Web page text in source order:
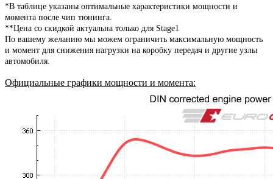
*В таблице указаны оптимальные характеристики мощности и
момента после чип тюнинга.
**Цена со скидкой актуальна только для Stage1
По вашему желанию мы можем ограничить максимальную мощность
и момент для снижения нагрузки на коробку передач и другие узлы
автомобиля.
Официальные графики мощности и момента: